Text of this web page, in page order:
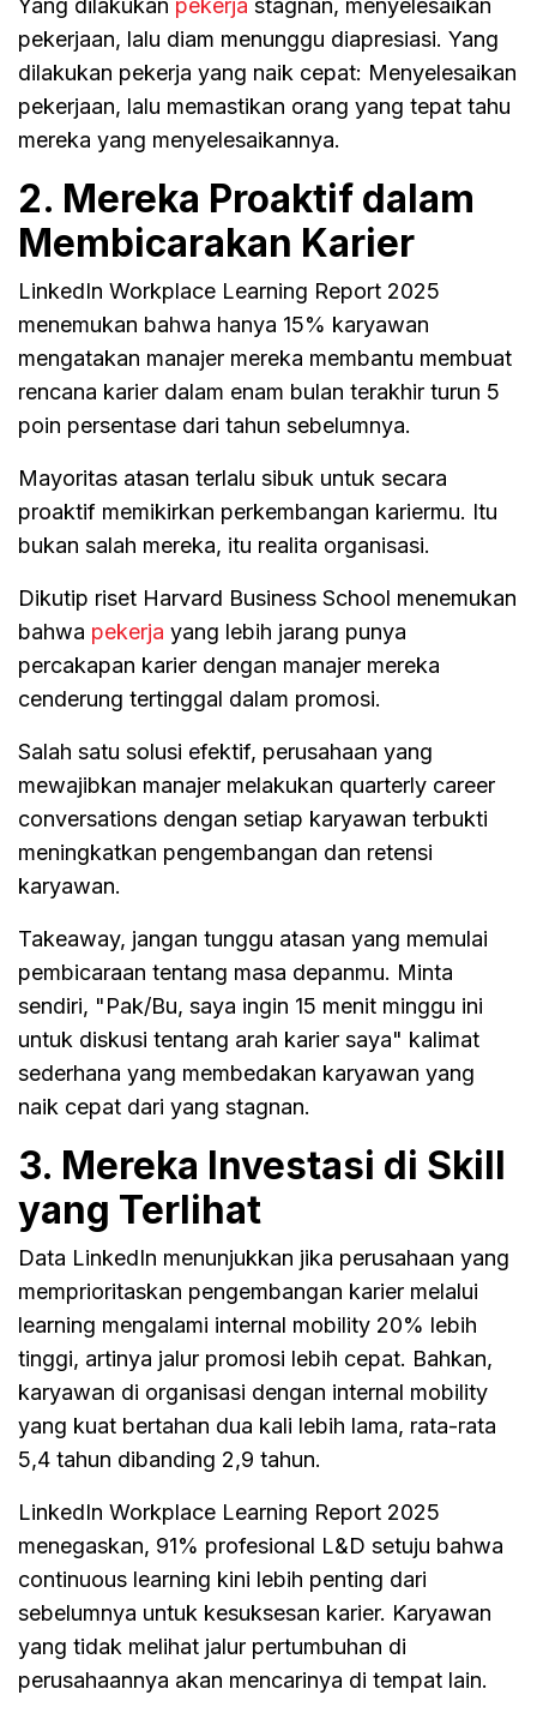
Yang dilakukan pekerja stagnan, menyelesaikan
pekerjaan, lalu diam menunggu diapresiasi. Yang
dilakukan pekerja yang naik cepat: Menyelesaikan
pekerjaan, lalu memastikan orang yang tepat tahu
mereka yang menyelesaikannya.
2. Mereka Proaktif dalam
Membicarakan Karier
LinkedIn Workplace Learning Report 2025
menemukan bahwa hanya 15% karyawan
mengatakan manajer mereka membantu membuat
rencana karier dalam enam bulan terakhir turun 5
poin persentase dari tahun sebelumnya.
Mayoritas atasan terlalu sibuk untuk secara
proaktif memikirkan perkembangan kariermu. Itu
bukan salah mereka, itu realita organisasi.
Dikutip riset Harvard Business School menemukan
bahwa pekerja yang lebih jarang punya
percakapan karier dengan manajer mereka
cenderung tertinggal dalam promosi.
Salah satu solusi efektif, perusahaan yang
mewajibkan manajer melakukan quarterly career
conversations dengan setiap karyawan terbukti
meningkatkan pengembangan dan retensi
karyawan.
Takeaway, jangan tunggu atasan yang memulai
pembicaraan tentang masa depanmu. Minta
sendiri, "Pak/Bu, saya ingin 15 menit minggu ini
untuk diskusi tentang arah karier saya" kalimat
sederhana yang membedakan karyawan yang
naik cepat dari yang stagnan.
3. Mereka Investasi di Skill
yang Terlihat
Data LinkedIn menunjukkan jika perusahaan yang
memprioritaskan pengembangan karier melalui
learning mengalami internal mobility 20% lebih
tinggi, artinya jalur promosi lebih cepat. Bahkan,
karyawan di organisasi dengan internal mobility
yang kuat bertahan dua kali lebih lama, rata-rata
5,4 tahun dibanding 2,9 tahun.
LinkedIn Workplace Learning Report 2025
menegaskan, 91% profesional L&D setuju bahwa
continuous learning kini lebih penting dari
sebelumnya untuk kesuksesan karier. Karyawan
yang tidak melihat jalur pertumbuhan di
perusahaannya akan mencarinya di tempat lain.